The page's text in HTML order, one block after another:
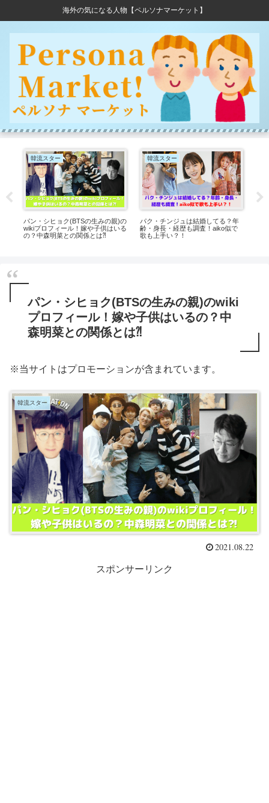
海外の気になる人物【ペルソナマーケット】
韓流スター
パン・シヒョク(BTSの生みの親)の
wikiプロフィール！嫁や子供はいる
の？中森明菜との関係とは⁈
韓流スター
パク・チンジュは結婚してる？年
齢・身長・経歴も調査！aiko似で
歌も上手い？！
パン・シヒョク(BTSの生みの親)のwiki
プロフィール！嫁や子供はいるの？中
森明菜との関係とは⁈
※当サイトはプロモーションが含まれています。
韓流スター
2021.08.22
スポンサーリンク